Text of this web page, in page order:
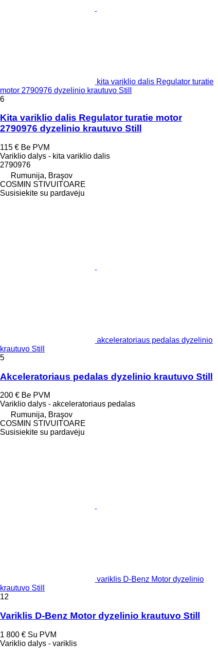
kita variklio dalis Regulator turatie
motor 2790976 dyzelinio krautuvo Still
6
Kita variklio dalis Regulator turatie motor
2790976 dyzelinio krautuvo Still
115 € Be PVM
Variklio dalys - kita variklio dalis
2790976
Rumunija, Braşov
COSMIN STIVUITOARE
Susisiekite su pardavėju
akceleratoriaus pedalas dyzelinio
krautuvo Still
5
Akceleratoriaus pedalas dyzelinio krautuvo Still
200 € Be PVM
Variklio dalys - akceleratoriaus pedalas
Rumunija, Braşov
COSMIN STIVUITOARE
Susisiekite su pardavėju
variklis D-Benz Motor dyzelinio
krautuvo Still
12
Variklis D-Benz Motor dyzelinio krautuvo Still
1 800 € Su PVM
Variklio dalys - variklis